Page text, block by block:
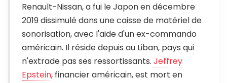
Renault-Nissan, a fui le Japon en décembre
2019 dissimulé dans une caisse de matériel de
sonorisation, avec l'aide d'un ex-commando
américain. Il réside depuis au Liban, pays qui
n'extrade pas ses ressortissants. Jeffrey
Epstein, financier américain, est mort en